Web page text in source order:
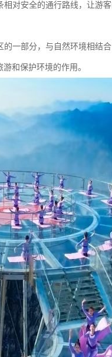
对安全的通行路线，让游
一部分，与自然环境相结合
和保护环境的作用。